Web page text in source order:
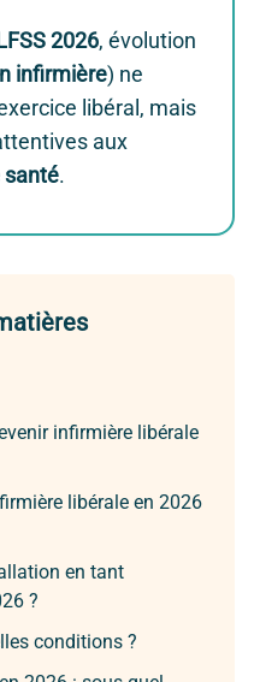
2026, évolution
infirmière) ne
libéral, mais
aux
santé.
infirmière libérale
libérale en 2026
en tant
?
conditions ?